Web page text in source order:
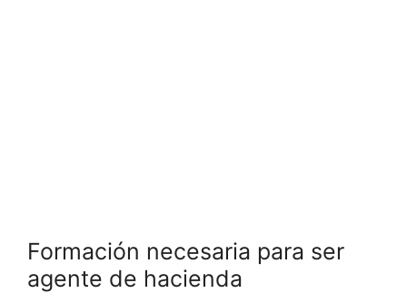
Formación necesaria para ser
agente de hacienda